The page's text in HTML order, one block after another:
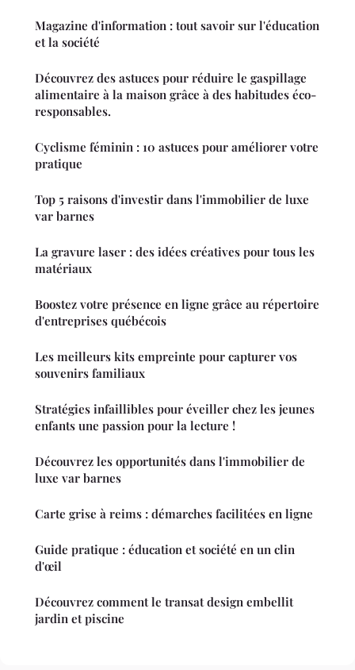
Magazine d'information : tout savoir sur l'éducation
et la société
Découvrez des astuces pour réduire le gaspillage
alimentaire à la maison grâce à des habitudes éco-
responsables.
Cyclisme féminin : 10 astuces pour améliorer votre
pratique
Top 5 raisons d'investir dans l'immobilier de luxe
var barnes
La gravure laser : des idées créatives pour tous les
matériaux
Boostez votre présence en ligne grâce au répertoire
d'entreprises québécois
Les meilleurs kits empreinte pour capturer vos
souvenirs familiaux
Stratégies infaillibles pour éveiller chez les jeunes
enfants une passion pour la lecture !
Découvrez les opportunités dans l'immobilier de
luxe var barnes
Carte grise à reims : démarches facilitées en ligne
Guide pratique : éducation et société en un clin
d'œil
Découvrez comment le transat design embellit
jardin et piscine